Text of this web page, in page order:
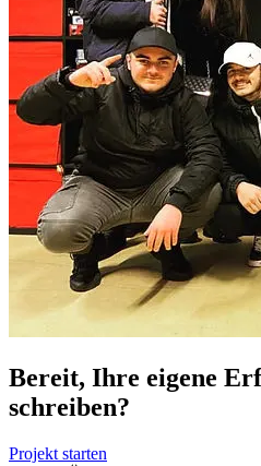
Bereit, Ihre eigene
schreiben?
Projekt starten